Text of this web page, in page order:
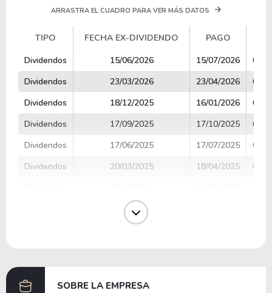
ARRASTRA EL CUADRO PARA VER MÁS DATOS
TIPO FECHA EX-DIVIDENDO PAGO
TIPO
FECHA EX-DIVIDENDO PAGO
Dividendos 15/06/2026 15/07/2026
Dividendos
23/03/2026 23/04/2026
Dividendos
18/12/2025 16/01/2026
Dividendos
17/09/2025 17/10/2025
Dividendos
17/06/2025 17/07/2025
Dividendos
20/03/2025 18/04/2025
18/09/2024
SOBRE LA EMPRESA